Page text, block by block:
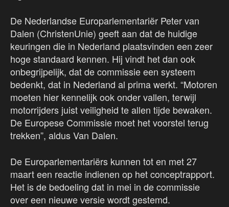
De Nederlandse Europarlementariër Peter van
Dalen (ChristenUnie) geeft aan dat de huidige
keuringen die in Nederland plaatsvinden een zeer
hoge standaard kennen. Hij vindt het dan ook
onbegrijpelijk, dat de commissie een systeem
bedenkt, dat in Nederland al prima werkt. “Motoren
moeten hier kennelijk ook onder vallen, terwijl
motorrijders juist veiligheid te allen tijde bewaken.
De Europese Commissie moet het voorstel terug
trekken”, aldus Van Dalen.
De Europarlementariërs kunnen tot en met 27
maart een reactie indienen op het conceptrapport.
Het is de bedoeling dat in mei in de commissie
over een nieuwe versie wordt gestemd.